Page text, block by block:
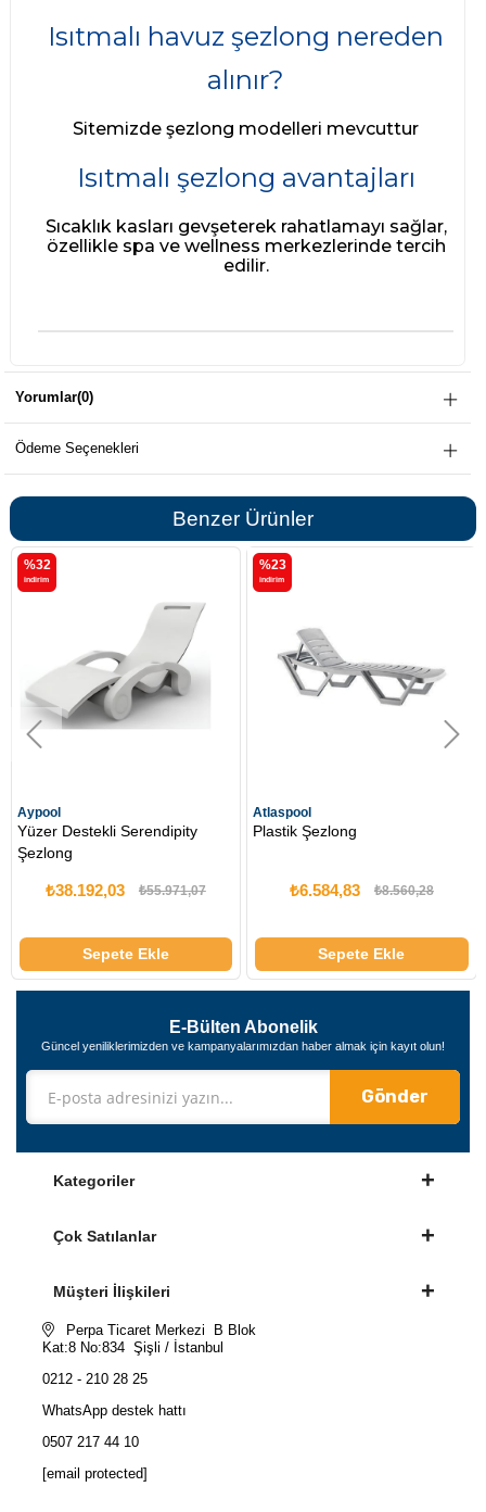
Isıtmalı havuz şezlong nereden
alınır?
Sitemizde şezlong modelleri mevcuttur
Isıtmalı şezlong avantajları
Sıcaklık kasları gevşeterek rahatlamayı sağlar,
özellikle spa ve wellness merkezlerinde tercih
edilir.
Yorumlar(0)
Ödeme Seçenekleri
Benzer Ürünler
₺55.971,07
Plastik Şezlong
₺6.584,83 ₺8.560,28 ₺12.840,42
E-Bülten Abonelik
Güncel yeniliklerimizden ve kampanyalarımızdan haber almak için kayıt olun!
Gönder
Kategoriler
Çok Satılanlar
Müşteri İlişkileri
Perpa Ticaret Merkezi B Blok
Kat:8 No:834 Şişli / İstanbul
0212 - 210 28 25
WhatsApp destek hattı
0507 217 44 10
[email protected]